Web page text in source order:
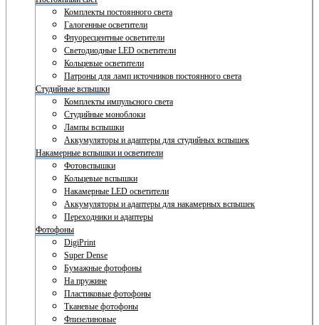
Комплекты постоянного света
Галогенные осветители
Флуоресцентные осветители
Светодиодные LED осветители
Кольцевые осветители
Патроны для ламп источников постоянного света
Студийные вспышки
Комплекты импульсного света
Студийные моноблоки
Лампы вспышки
Аккумуляторы и адаптеры для студийных вспышек
Накамерные вспышки и осветители
Фотовспышки
Кольцевые вспышки
Накамерные LED осветители
Аккумуляторы и адаптеры для накамерных вспышек
Переходники и адаптеры
Фотофоны
DigiPrint
Super Dense
Бумажные фотофоны
На пружине
Пластиковые фотофоны
Тканевые фотофоны
Флизелиновые